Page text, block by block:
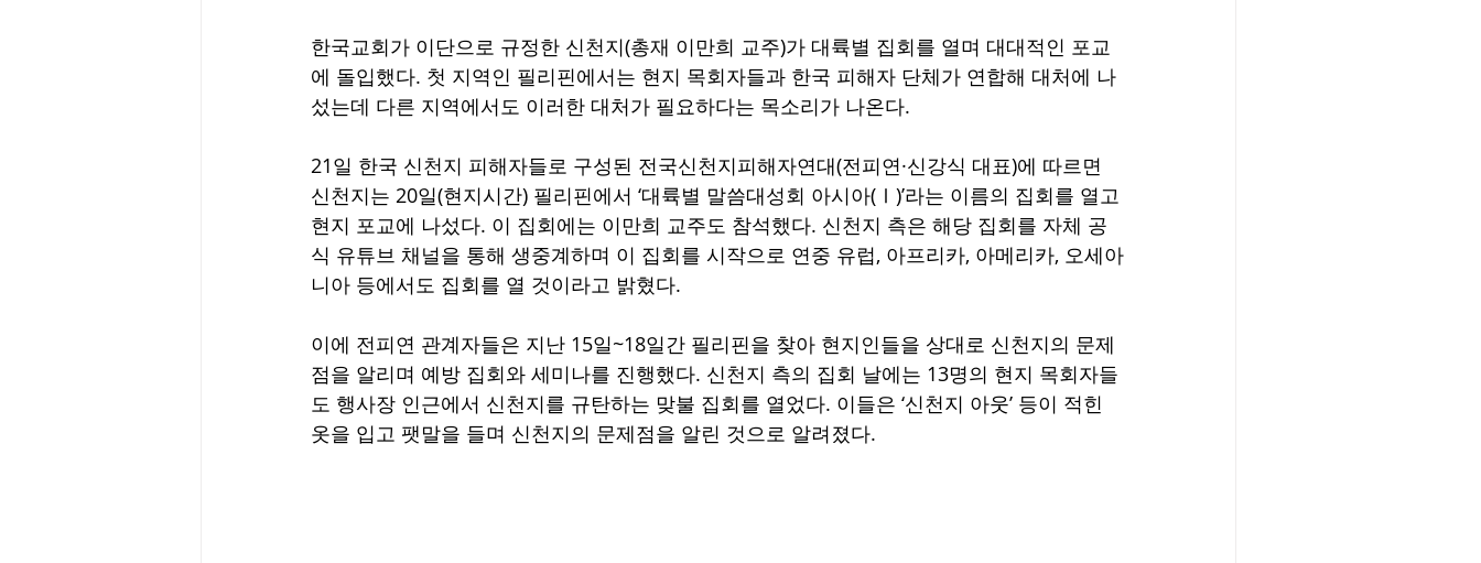
한국교회가 이단으로 규정한 신천지(총재 이만희 교주)가 대륙별 집회를 열며 대대적인 포교
에 돌입했다. 첫 지역인 필리핀에서는 현지 목회자들과 한국 피해자 단체가 연합해 대처에 나
섰는데 다른 지역에서도 이러한 대처가 필요하다는 목소리가 나온다.
21일 한국 신천지 피해자들로 구성된 전국신천지피해자연대(전피연·신강식 대표)에 따르면
신천지는 20일(현지시간) 필리핀에서 ‘대륙별 말씀대성회 아시아(Ⅰ)’라는 이름의 집회를 열고
현지 포교에 나섰다. 이 집회에는 이만희 교주도 참석했다. 신천지 측은 해당 집회를 자체 공
식 유튜브 채널을 통해 생중계하며 이 집회를 시작으로 연중 유럽, 아프리카, 아메리카, 오세아
니아 등에서도 집회를 열 것이라고 밝혔다.
이에 전피연 관계자들은 지난 15일~18일간 필리핀을 찾아 현지인들을 상대로 신천지의 문제
점을 알리며 예방 집회와 세미나를 진행했다. 신천지 측의 집회 날에는 13명의 현지 목회자들
도 행사장 인근에서 신천지를 규탄하는 맞불 집회를 열었다. 이들은 ‘신천지 아웃’ 등이 적힌
옷을 입고 팻말을 들며 신천지의 문제점을 알린 것으로 알려졌다.